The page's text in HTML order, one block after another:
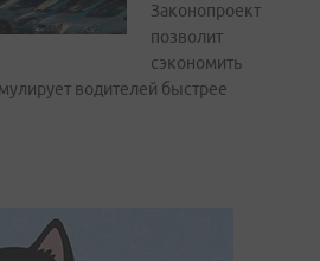
Законопроект
позволит
сэкономить
водителей быстрее